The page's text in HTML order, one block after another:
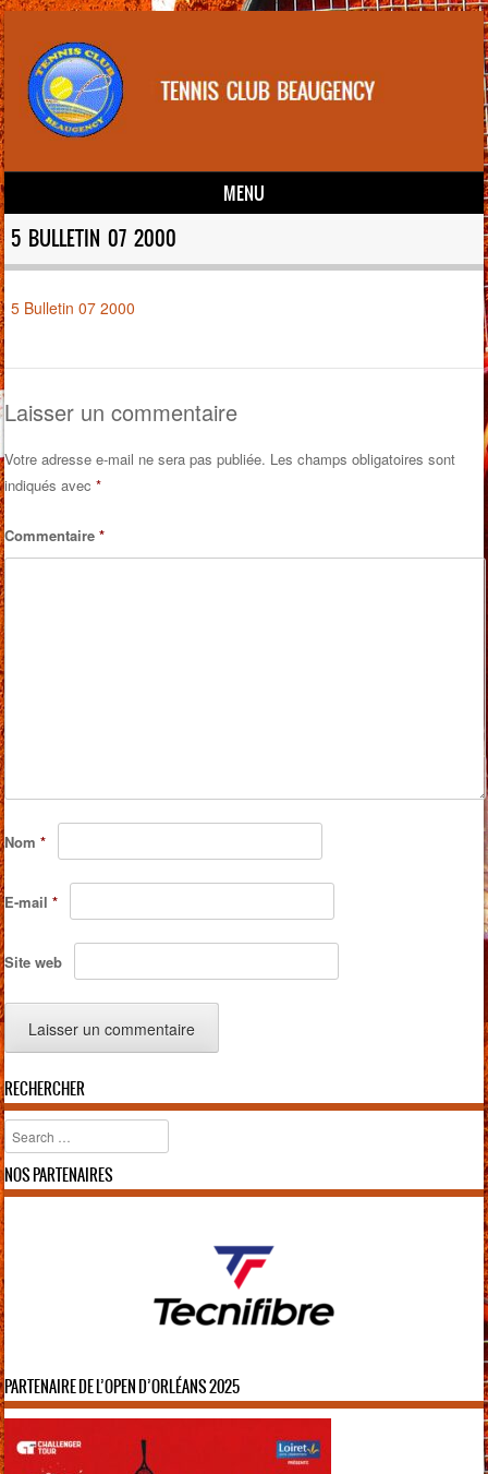
MENU
Skip to content
5 BULLETIN 07 2000
5 Bulletin 07 2000
Laisser un commentaire
Votre adresse e-mail ne sera pas publiée. Les champs obligatoires sont
indiqués avec*
Commentaire*
Nom*
E-mail*
Site web
RECHERCHER
Rechercher
NOS PARTENAIRES
PARTENAIRE DE L’OPEN D’ORLÉANS 2025